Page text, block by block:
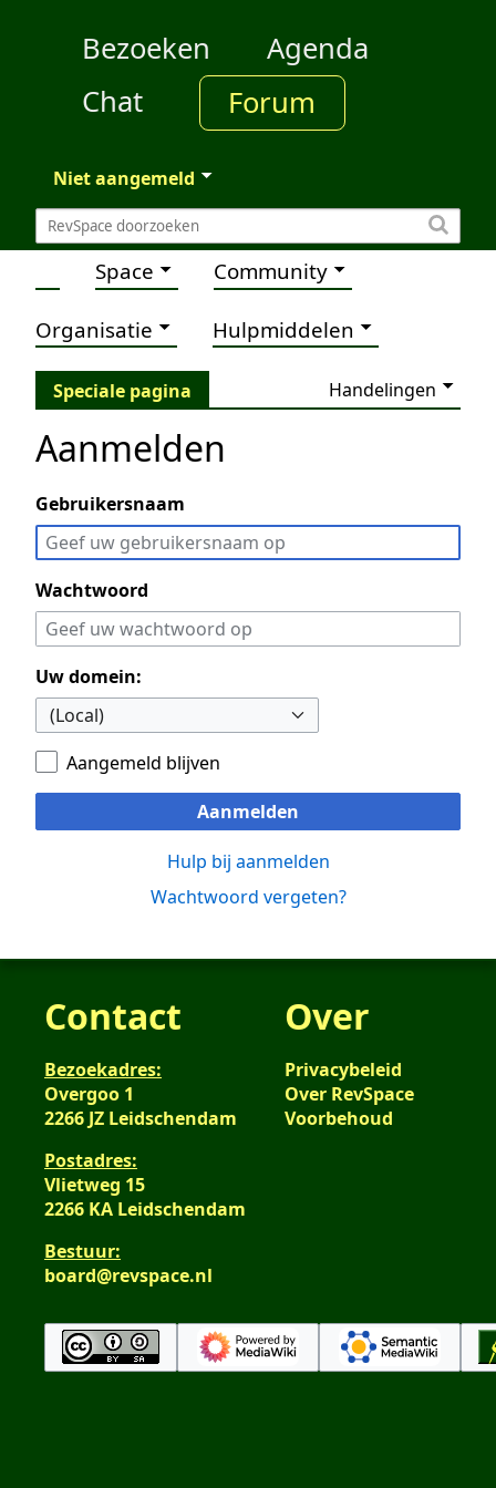
Bezoeken
Agenda
Chat
Forum
Niet aangemeld
Space Community
Organisatie Hulpmiddelen
Speciale pagina Handelingen
Aanmelden
Gebruikersnaam
Wachtwoord
Uw domein:
Aangemeld blijven
Aanmelden
Hulp bij aanmelden
Wachtwoord vergeten?
Contact
Bezoekadres:
Overgoo 1
2266 JZ Leidschendam
Postadres:
Vlietweg 15
2266 KA Leidschendam
Bestuur:
board@revspace.nl
Over
Privacybeleid
Over RevSpace
Voorbehoud